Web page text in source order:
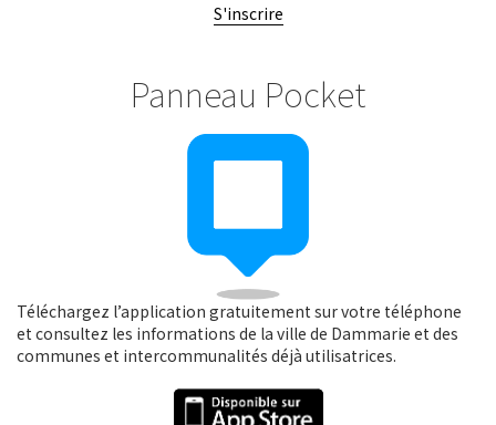
S'inscrire
Panneau Pocket
Téléchargez l’application gratuitement sur votre téléphone
et consultez les informations de la ville de Dammarie et des
communes et intercommunalités déjà utilisatrices.